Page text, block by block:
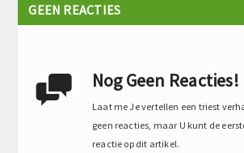
GEEN REACTIES
 Nog Geen Reacties!
Laat me Je vertellen een triest
geen reacties, maar U kunt de
reactie op dit artikel.